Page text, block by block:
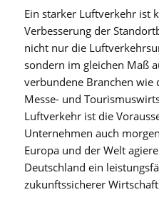
Ein starker Luftverkehr ist
Verbesserung der
nicht nur die
sondern im gleichen Maß
verbundene Branchen wie
Messe- und
Luftverkehr ist die
Unternehmen auch
Europa und der Welt
Deutschland ein
zukunftssicherer